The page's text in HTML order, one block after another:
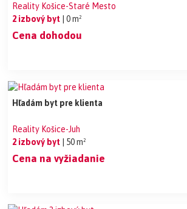
Reality Košice-Staré Mesto
2 izbový byt
| 0 m²
Cena dohodou
Hľadám byt pre klienta
Reality Košice-Juh
2 izbový byt
| 50 m²
Cena na vyžiadanie